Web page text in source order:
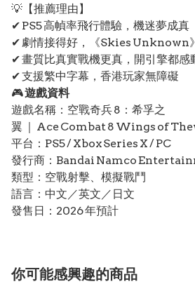
💡【推薦理由】
✔ PS5 高幀率飛行體驗，機迷夢成真
✔ 劇情接得好，《Skies Unknown
✔ 畫質比真實戰機更真，開引擎都感
✔ 支援繁中字幕，香港玩家無障礙
🎮遊戲資料
遊戲名稱：空戰奇兵 8：希孚之
翼 ｜ Ace Combat 8 Wings of
平台：PS5 / Xbox Series X / PC
發行商：Bandai Namco
類型：空戰射擊、模擬戰鬥
語言：中文／英文／日文
發售日：2026 年預計
你可能感興趣的商品